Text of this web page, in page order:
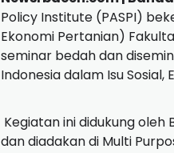
Policy Institute (PASPI)
Ekonomi Pertanian)
seminar bedah dan
Indonesia dalam Isu Sosial,
Kegiatan ini didukung oleh
dan diadakan di Multi